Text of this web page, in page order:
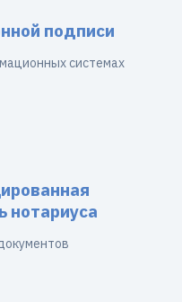
подписи
системах
нотариуса